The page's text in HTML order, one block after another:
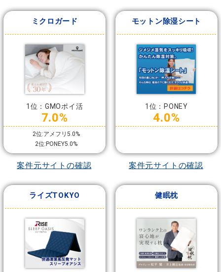
ミクロガード
1位：GMOポイ活
7.0%
2位:アメフリ5.0%
2位:PONEY5.0%
案件元サイトの確認
モットン除湿シート
1位：PONEY
4.0%
案件元サイトの確認
ライズTOKYO 健眠枕